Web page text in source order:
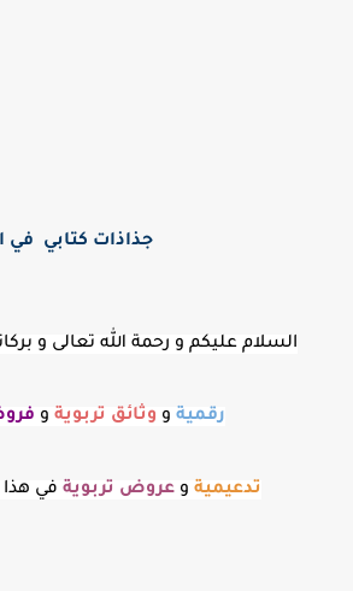
جذاذات كتابي في
السلام عليكم و رحمة الله تعالى و
رقمية و وثائق تربوية و
تدعيمية و عروض تربوية في